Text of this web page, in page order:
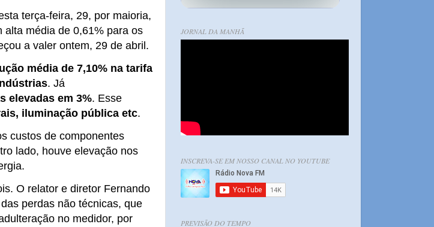
terça-feira, 29, por maioria,
alta média de 0,61% para os
a valer ontem, 29 de abril.
média de 7,10% na tarifa
. Já
elevadas em 3%. Esse
iluminação pública etc.
custos de componentes
lado, houve elevação nos
O relator e diretor Fernando
perdas não técnicas, que
no medidor, por
JORNAL DA MANHÃ
INSCREVA-SE EM NOSSO CANAL NO YOUTUBE
PREVISÃO DO TEMPO